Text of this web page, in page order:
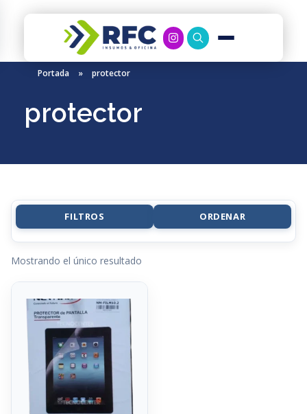
RFC Soluciones
Con 35 años de experiencia, RFC se especializa en muebles de oficina, soluciones tecnológicas y servicio técnico en Río Gallegos. Equipamos espacios de trabajo modernos y eficientes.
Portada » protector
protector
FILTROS ORDENAR
Mostrando el único resultado